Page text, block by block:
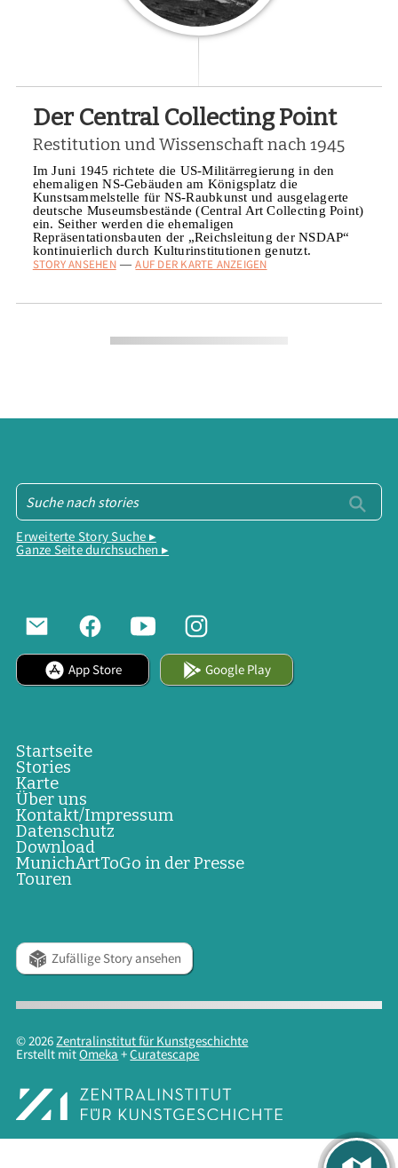
Der Central Collecting Point
Restitution und Wissenschaft nach 1945
Im Juni 1945 richtete die US-Militärregierung in den
ehemaligen NS-Gebäuden am Königsplatz die
Kunstsammelstelle für NS-Raubkunst und ausgelagerte
deutsche Museumsbestände (Central Art Collecting Point)
ein. Seither werden die ehemaligen
Repräsentationsbauten der „Reichsleitung der NSDAP“
kontinuierlich durch Kulturinstitutionen genutzt.
STORY ANSEHEN — AUF DER KARTE ANZEIGEN
Erweiterte Story Suche ▸
Ganze Seite durchsuchen ▸
App Store Google Play
Startseite
Stories
Karte
Über uns
Kontakt/Impressum
Datenschutz
Download
MunichArtToGo in der Presse
Touren
Zufällige Story ansehen
© 2026Zentralinstitut für Kunstgeschichte
Erstellt mitOmeka +Curatescape